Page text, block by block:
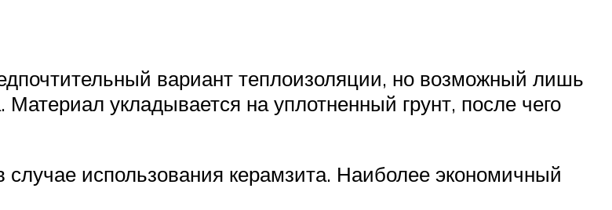
вариант теплоизоляции, но возможный лишь
укладывается на уплотненный грунт, после чего
использования керамзита. Наиболее экономичный